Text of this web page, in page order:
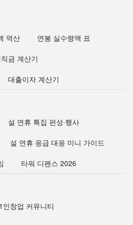
역산 연봉 실수령액 표
금 계산기
대출이자 계산기
설 연휴 특집 편성·행사
설 연휴 응급 대응 미니 가이드
타워 디펜스 2026
1인창업 커뮤니티